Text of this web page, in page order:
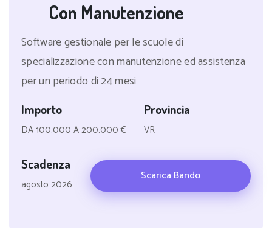
Con Manutenzione
Software gestionale per le scuole di
specializzazione con manutenzione ed assistenza
per un periodo di 24 mesi
Importo
DA 100.000 A 200.000 €
Provincia
VR
Scadenza
agosto 2026
Scarica Bando